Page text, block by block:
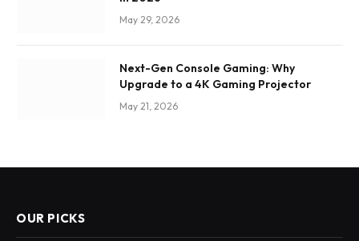
May 29, 2026
Next-Gen Console Gaming: Why
Upgrade to a 4K Gaming Projector
May 21, 2026
OUR PICKS